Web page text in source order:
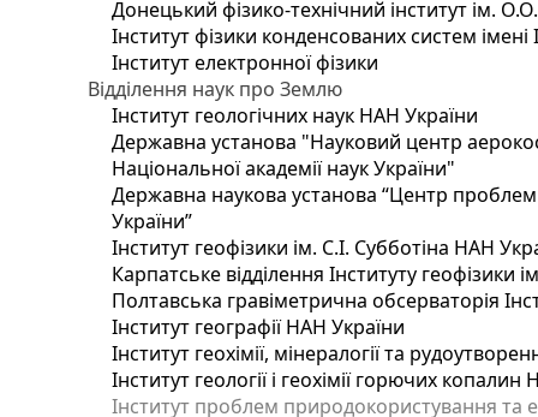
Донецький фізико-технічний інститут ім.
Інститут фізики конденсованих систем
Інститут електронної фізики
Відділення наук про Землю
Інститут геологічних наук НАН України
Державна установа "Науковий центр
Національної академії наук України"
Державна наукова установа “Центр проблем
України”
Інститут геофізики ім. С.І. Субботіна НАН
Карпатське відділення Інституту геофізики
Полтавська гравіметрична обсерваторія
Інститут географії НАН України
Інститут геохімії, мінералогії та
Інститут геології і геохімії горючих
Інститут проблем природокористування та